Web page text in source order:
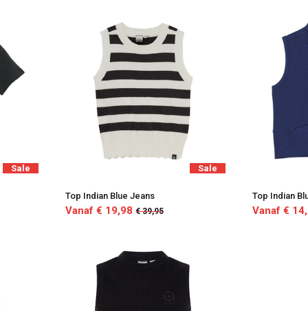
Sale Sale
Top Indian Blue Jeans
Vanaf € 19,98 € 39,95
Top Indian
Vanaf €